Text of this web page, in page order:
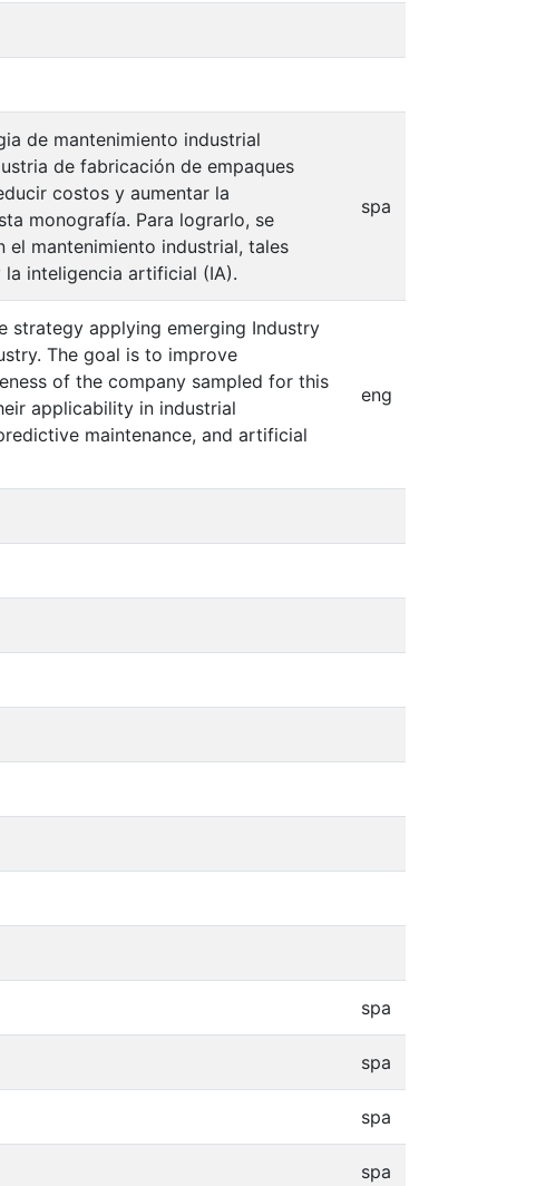
de mantenimiento industrial
de fabricación de empaques
costos y aumentar la
monografía. Para lograrlo, se
mantenimiento industrial, tales
inteligencia artificial (IA).
spa
strategy applying emerging Industry
The goal is to improve
of the company sampled for this
applicability in industrial
maintenance, and artificial
eng
spa
spa
spa
spa